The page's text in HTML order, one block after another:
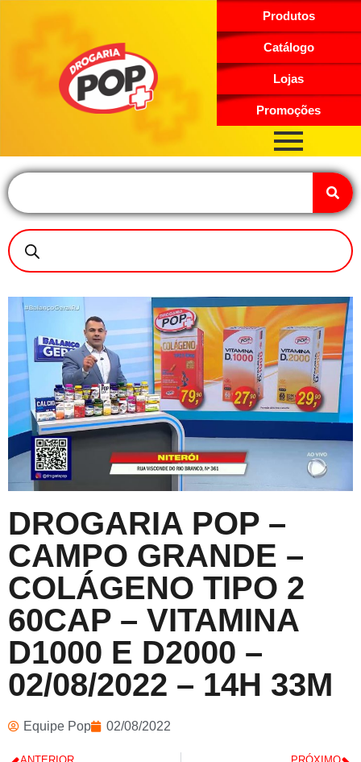
Produtos
Catálogo
Lojas
Promoções
DROGARIA POP –
CAMPO GRANDE –
COLÁGENO TIPO 2
60CAP – VITAMINA
D1000 E D2000 –
02/08/2022 – 14H 33M
Equipe Pop 02/08/2022